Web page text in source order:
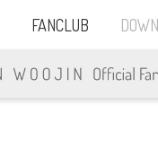
FANCLUB